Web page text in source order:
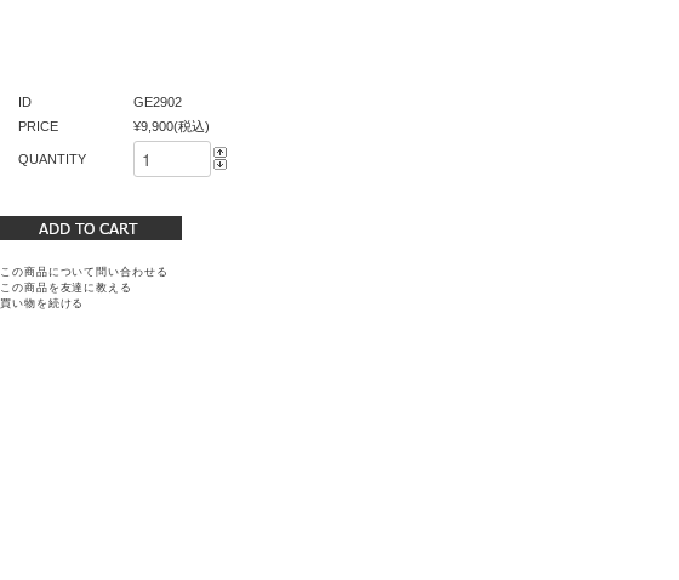
ID
GE2902
PRICE
¥9,900(税込)
QUANTITY
この商品について問い合わせる
この商品を友達に教える
買い物を続ける